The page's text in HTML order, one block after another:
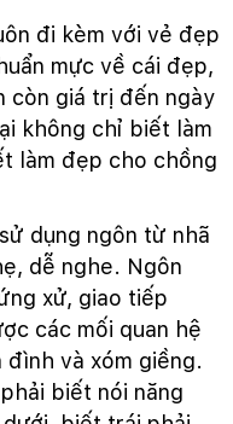
đi kèm với vẻ đẹp
mực về cái đẹp,
còn giá trị đến ngày
không chỉ biết làm
làm đẹp cho chồng
dụng ngôn từ nhã
dễ nghe. Ngôn
xử, giao tiếp
các mối quan hệ
và xóm giềng.
biết nói năng